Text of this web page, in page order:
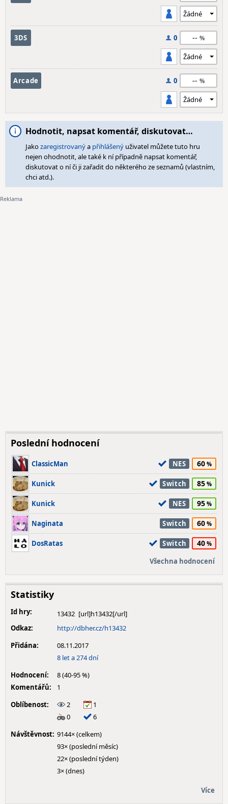
3DS 0 --
Arcade 0 --
Hodnotit, napsat komentář, diskutovat…
Jakozaregistrovanýa přihlášený uživatel můžete tuto hru
nejen ohodnotit, ale také k ní případně napsat komentář,
diskutovat o ní či ji zařadit do některého ze seznamů (vlastním,
chci atd.).
Poslední hodnocení
ClassicMan NES 60
Kunick Switch 85
Kunick NES 95
Naginata Switch 60
DosRatas Switch 40
Všechna hodnocení
Statistiky
Id hry:
13432
Odkaz:
http://dbher.cz/h13432
Přidána:
08.11.2017
8 let a 274 dní
Hodnocení:
8 (40-95 %)
Komentářů:
1
Oblíbenost:
2
1
0
6
Návštěvnost: 9144× (celkem)
93× (poslední měsíc)
22× (poslední týden)
3× (dnes)
Více